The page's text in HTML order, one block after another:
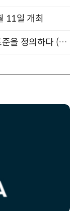
일 개최
차세대 AICC, 고객 서비스의 새로운 표준을 정의하다 (9/9)